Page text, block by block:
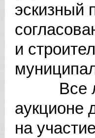
эскизный
и
Все
аукционе
на